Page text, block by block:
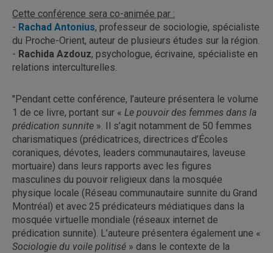
Cette conférence sera co-animée par :
- Rachad Antonius, professeur de sociologie, spécialiste
du Proche-Orient, auteur de plusieurs études sur la région.
- Rachida Azdouz, psychologue, écrivaine, spécialiste en
relations interculturelles.
"Pendant cette conférence, l’auteure présentera le volume
1 de ce livre, portant sur « Le pouvoir des femmes dans la
prédication sunnite ». Il s’agit notamment de 50 femmes
charismatiques (prédicatrices, directrices d’Écoles
coraniques, dévotes, leaders communautaires, laveuse
mortuaire) dans leurs rapports avec les figures
masculines du pouvoir religieux dans la mosquée
physique locale (Réseau communautaire sunnite du Grand
Montréal) et avec 25 prédicateurs médiatiques dans la
mosquée virtuelle mondiale (réseaux internet de
prédication sunnite). L’auteure présentera également une «
Sociologie du voile politisé » dans le contexte de la